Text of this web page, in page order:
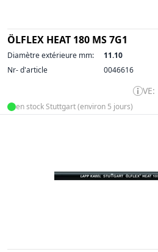
ÖLFLEX HEAT 180 MS 7G1
Diamètre extérieure mm:
11.10
Nr- d'article
0046616
en stock Stuttgart (environ 5 jours)